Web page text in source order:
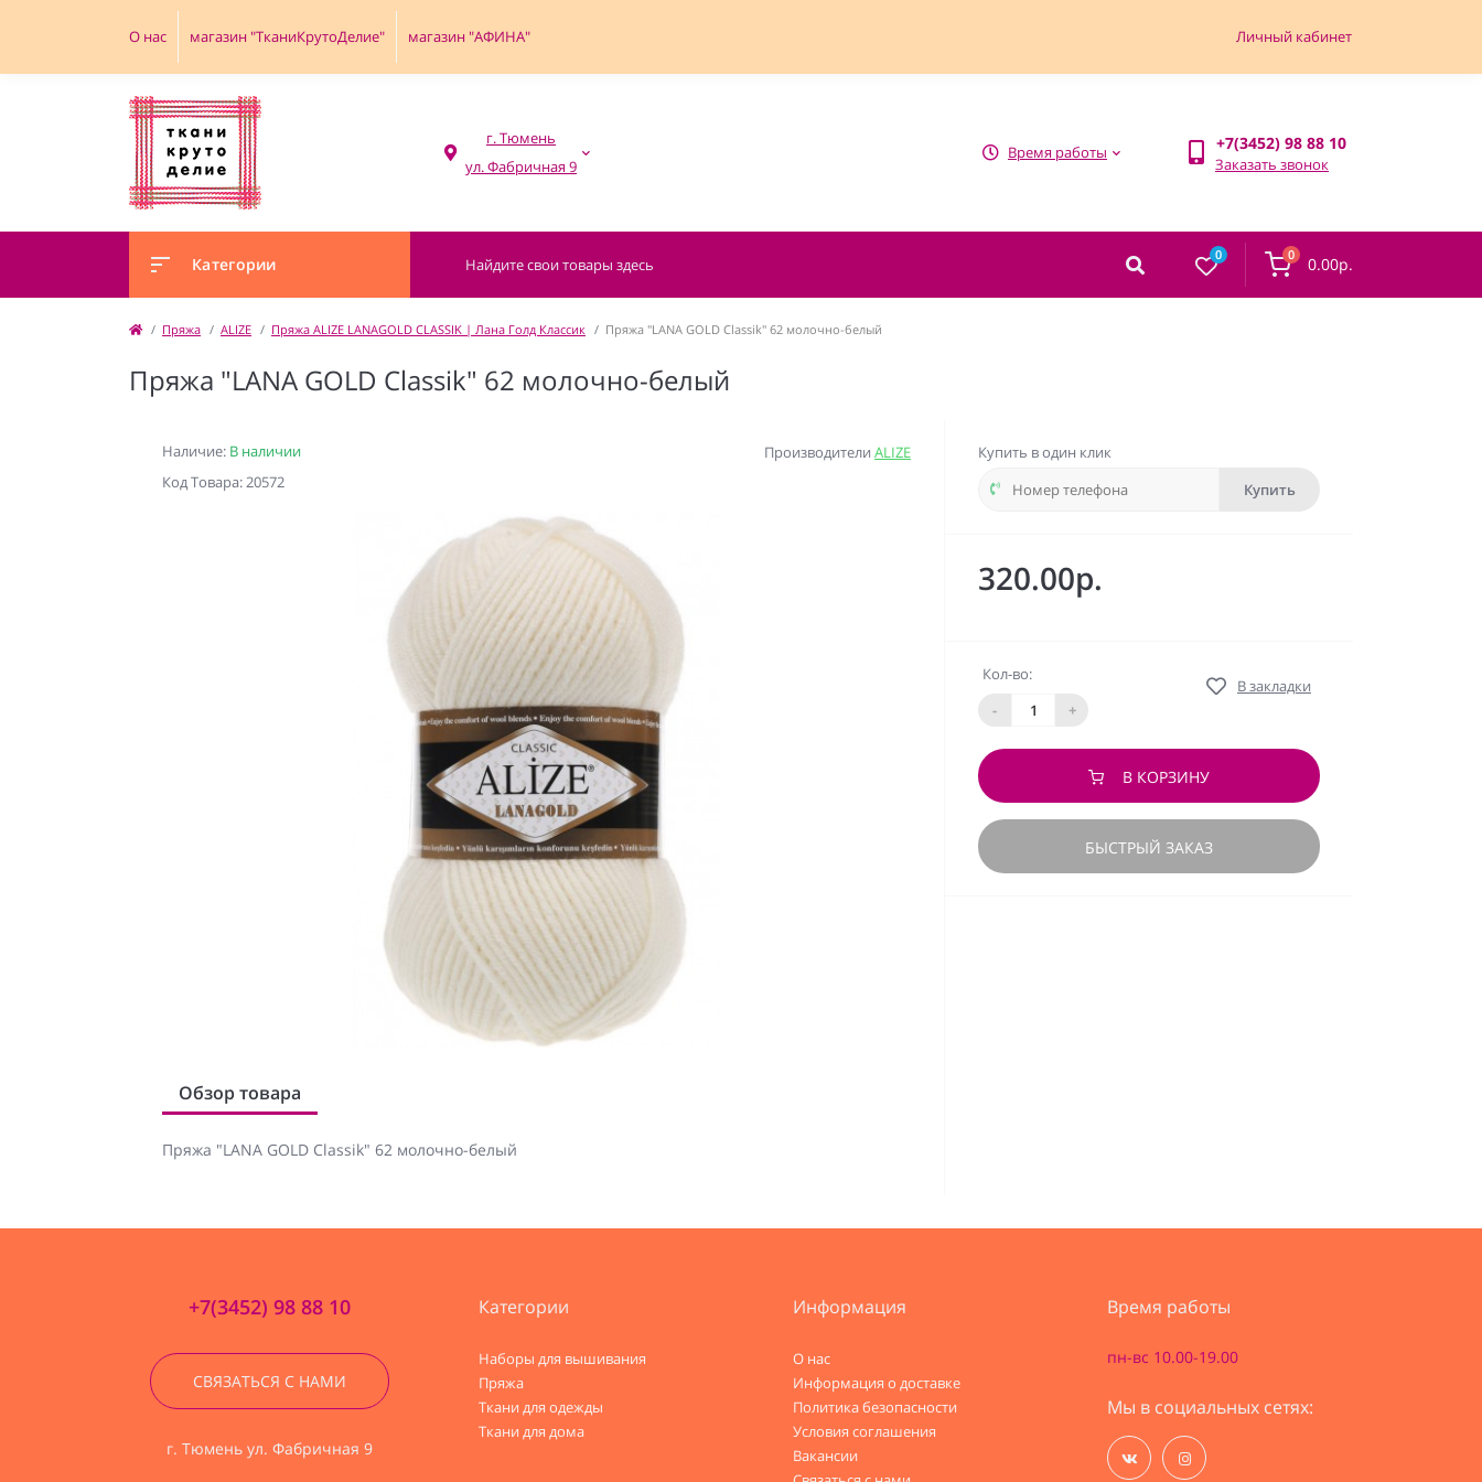
О нас магазин "ТканиКрутоДелие" магазин "АФИНА" Личный кабинет
г. Тюмень
Время работы +7(3452) 98 88 10
Заказать звонок
Категории 0 0 0.00р.
Пряжа ALIZE Пряжа ALIZE LANAGOLD CLASSIK | Лана Голд Классик Пряжа "LANA GOLD Classik" 62 молочно-белый
Пряжа "LANA GOLD Classik" 62 молочно-белый
Наличие: В наличии
Код Товара: 20572
Производители ALIZE
Обзор товара
Пряжа "LANA GOLD Classik" 62 молочно-белый
Купить в один клик
Купить
320.00р.
Кол-во:
-
+
В закладки
В КОРЗИНУ
БЫСТРЫЙ ЗАКАЗ
+7(3452) 98 88 10
СВЯЗАТЬСЯ С НАМИ
г. Тюмень ул. Фабричная 9
Категории
Наборы для вышивания
Пряжа
Ткани для одежды
Ткани для дома
Информация
О нас
Информация о доставке
Политика безопасности
Условия соглашения
Вакансии
Время работы
пн-вс 10.00-19.00
Мы в социальных сетях: